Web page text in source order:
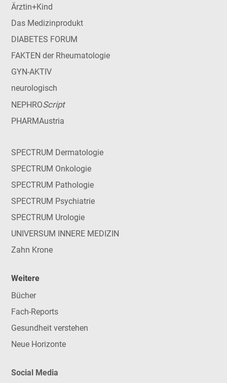
Ärztin+Kind
Das Medizinprodukt
DIABETES FORUM
FAKTEN der Rheumatologie
GYN-AKTIV
neurologisch
NEPHROScript
PHARMAustria
SPECTRUM Dermatologie
SPECTRUM Onkologie
SPECTRUM Pathologie
SPECTRUM Psychiatrie
SPECTRUM Urologie
UNIVERSUM INNERE MEDIZIN
Zahn Krone
Weitere
Bücher
Fach-Reports
Gesundheit verstehen
Neue Horizonte
Social Media